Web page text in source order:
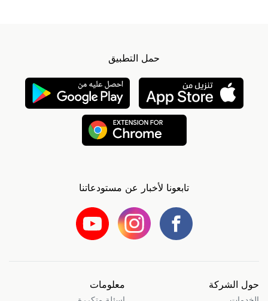
حمل التطبيق
تابعونا لأخبار عن مستودعاتنا
حول الشركة معلومات